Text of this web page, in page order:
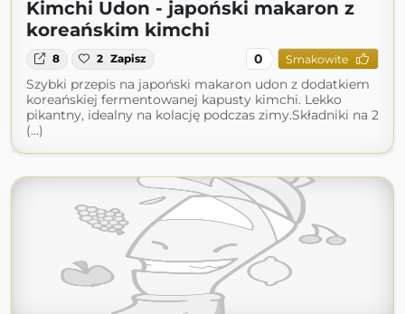
Kimchi Udon - japoński makaron z
koreańskim kimchi
8 2 Zapisz 0 Smakowite
Szybki przepis na japoński makaron udon z dodatkiem
koreańskiej fermentowanej kapusty kimchi. Lekko
pikantny, idealny na kolację podczas zimy.Składniki na 2
(...)